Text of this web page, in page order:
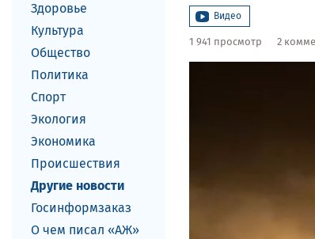
Здоровье
Культура
Общество
Политика
Спорт
Экология
Экономика
Происшествия
Другие новости
Госинформзаказ
О чем писал «АЖ»
Видео
1 941 просмотр 2